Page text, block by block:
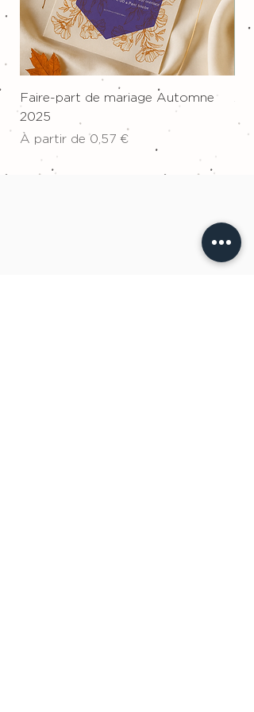
Faire-part de mariage Automne
2025
À partir de0,57 €
Prix promotionnel
Prix